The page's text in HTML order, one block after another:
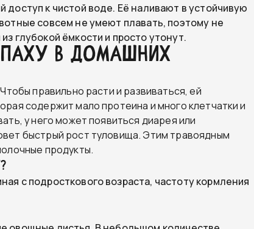
к чистой воде. Её наливают в устойчивую
совсем не умеют плавать, поэтому не
глубокой ёмкости и просто утонут.
в домашних
правильно расти и развиваться, ей
содержит мало протеина и много клетчатки и
у него может появиться диарея или
быстрый рост туловища. Этим травоядным
продукты.
с подросткового возраста, частоту кормления